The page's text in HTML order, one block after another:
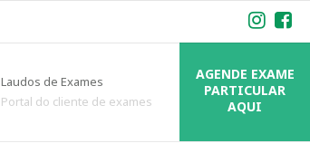
Laudos de Exames
Portal do cliente de exames
AGENDE EXAME
PARTICULAR
AQUI